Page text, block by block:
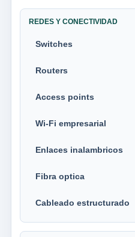
REDES Y CONECTIVIDAD
Switches
Routers
Access points
Wi-Fi empresarial
Enlaces inalambricos
Fibra optica
Cableado estructurado